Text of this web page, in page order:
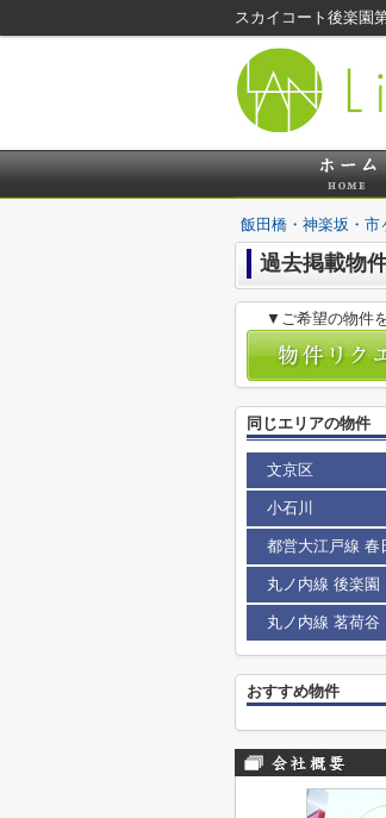
スカイコート後楽園
飯田橋・神楽坂・市
過去掲載物
▼ご希望の物件
同じエリアの物件
文京区
小石川
都営大江戸線 春
丸ノ内線 後楽園
丸ノ内線 茗荷谷
おすすめ物件